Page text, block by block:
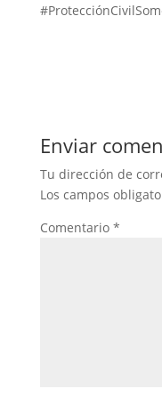
Enviar
Tu dirección de
Los campos
Comentario *